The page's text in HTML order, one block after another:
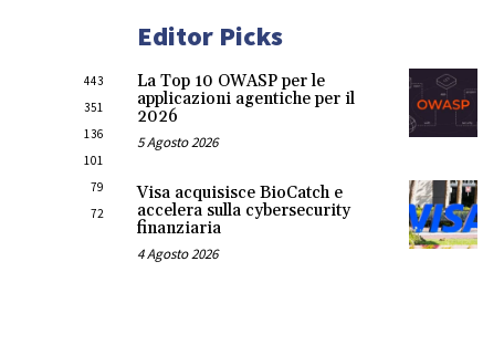
443
351
136
101
79
72
Editor Picks
La Top 10 OWASP per le
applicazioni agentiche per il
2026
5 Agosto 2026
Visa acquisisce BioCatch e
accelera sulla cybersecurity
finanziaria
4 Agosto 2026